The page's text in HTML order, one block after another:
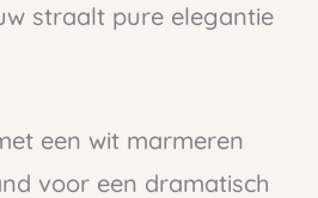
straalt pure elegantie
een wit marmeren
voor een dramatisch